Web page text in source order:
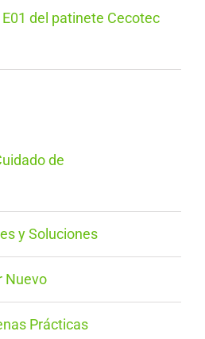
del patinete Cecotec
de
y Soluciones
Nuevo
Prácticas